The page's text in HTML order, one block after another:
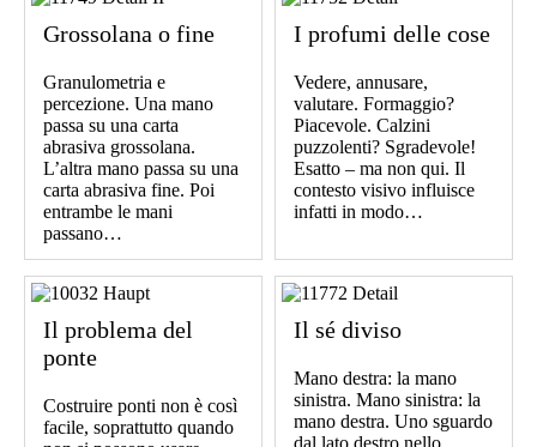
Grossolana o fine
Granulometria e
percezione. Una mano
passa su una carta
abrasiva grossolana.
L’altra mano passa su una
carta abrasiva fine. Poi
entrambe le mani
passano…
I profumi delle cose
Vedere, annusare,
valutare. Formaggio?
Piacevole. Calzini
puzzolenti? Sgradevole!
Esatto – ma non qui. Il
contesto visivo influisce
infatti in modo…
Il problema del
ponte
Costruire ponti non è così
facile, soprattutto quando
Il sé diviso
Mano destra: la mano
sinistra. Mano sinistra: la
mano destra. Uno sguardo